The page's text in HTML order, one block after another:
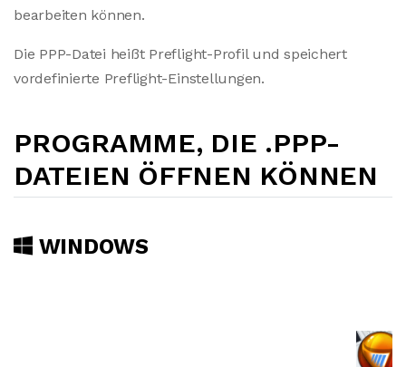
bearbeiten können.
Die PPP-Datei heißt Preflight-Profil und speichert
vordefinierte Preflight-Einstellungen.
PROGRAMME, DIE .PPP-
DATEIEN ÖFFNEN KÖNNEN
WINDOWS